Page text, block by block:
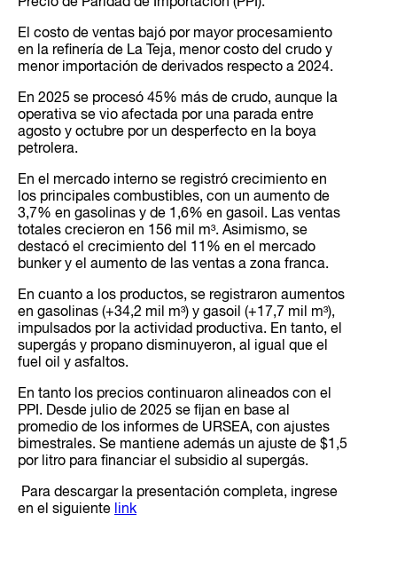
El costo de ventas bajó por mayor procesamiento
en la refinería de La Teja, menor costo del crudo y
menor importación de derivados respecto a 2024.
En 2025 se procesó 45% más de crudo, aunque la
operativa se vio afectada por una parada entre
agosto y octubre por un desperfecto en la boya
petrolera.
En el mercado interno se registró crecimiento en
los principales combustibles, con un aumento de
3,7% en gasolinas y de 1,6% en gasoil. Las ventas
totales crecieron en 156 mil m³. Asimismo, se
destacó el crecimiento del 11% en el mercado
bunker y el aumento de las ventas a zona franca.
En cuanto a los productos, se registraron aumentos
en gasolinas (+34,2 mil m³) y gasoil (+17,7 mil m³),
impulsados por la actividad productiva. En tanto, el
supergás y propano disminuyeron, al igual que el
fuel oil y asfaltos.
En tanto los precios continuaron alineados con el
PPI. Desde julio de 2025 se fijan en base al
promedio de los informes de URSEA, con ajustes
bimestrales. Se mantiene además un ajuste de $1,5
por litro para financiar el subsidio al supergás.
Para descargar la presentación completa, ingrese
en el siguiente link